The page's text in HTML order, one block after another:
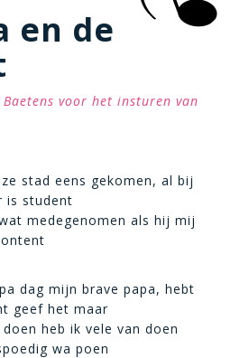
en de
voor het insturen van
stad eens gekomen, al bij
is student
medegenomen als hij mij
dag mijn brave papa, hebt
geef het maar
heb ik vele van doen
wa poen